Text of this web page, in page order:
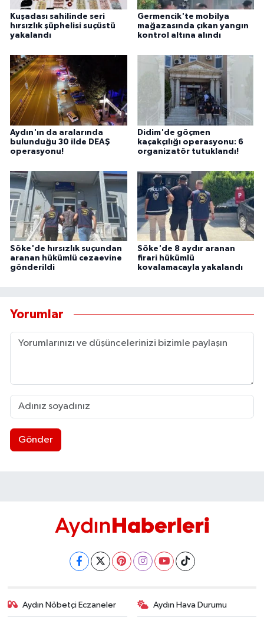
Kuşadası sahilinde seri
hırsızlık şüphelisi suçüstü
yakalandı
Germencik'te mobilya
mağazasında çıkan yangın
kontrol altına alındı
Aydın'ın da aralarında
bulunduğu 30 ilde DEAŞ
operasyonu!
Didim'de göçmen
kaçakçılığı operasyonu: 6
organizatör tutuklandı!
Söke'de hırsızlık suçundan
aranan hükümlü cezaevine
gönderildi
Söke'de 8 aydır aranan
firari hükümlü
kovalamacayla yakalandı
Yorumlar
Gönder
Aydın Nöbetçi Eczaneler Aydın Hava Durumu